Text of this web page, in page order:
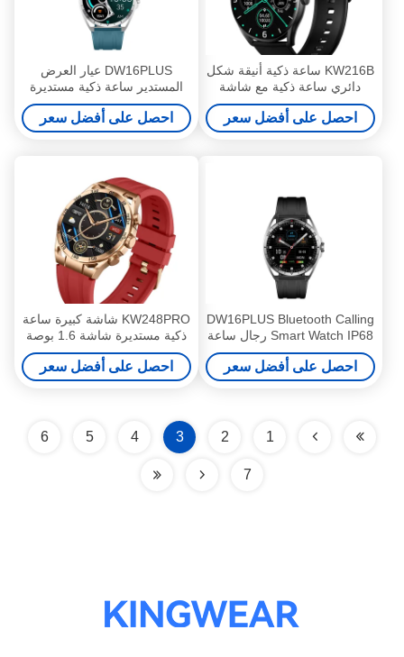
KW216B ساعة ذكية أنيقة شكل
دائري ساعة ذكية مع شاشة
متحركة
احصل على أفضل سعر
DW16PLUS عيار العرض
المستدير ساعة ذكية مستديرة
1.6 بوصة للرجال ساعة ذكية
مستديرة
احصل على أفضل سعر
DW16PLUS Bluetooth Calling
Smart Watch IP68 رجال ساعة
ذكية مستديرة مع شاشة متحركة
احصل على أفضل سعر
KW248PRO شاشة كبيرة ساعة
ذكية مستديرة شاشة 1.6 بوصة
ساعة ذكية مع شاشة متحركة
احصل على أفضل سعر
1
2
3
4
5
6
7